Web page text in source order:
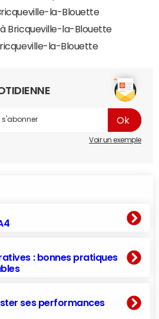
la-Blouette
Bricqueville-la-Blouette
la-Blouette
Voir un exemple
: bonnes pratiques
ses performances